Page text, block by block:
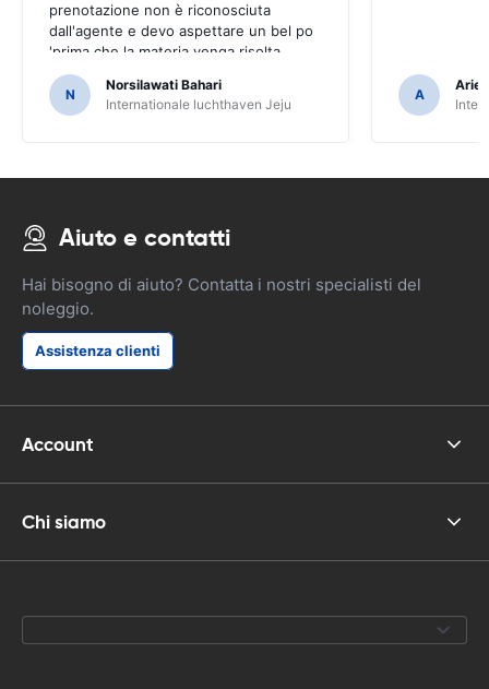
prenotazione non è riconosciuta
dall'agente e devo aspettare un bel po
'prima che la materia venga risolta.
Stessa cosa anche quando ho
raggiunto il tempo di raccolta auto. È un
po 'imbarazzato come sembra non ho
ma in qualche modo non potevano
N
Norsilawati Bahari
Internationale luchthaven Jeju
A
Arief
Aiuto e contatti
Hai bisogno di aiuto? Contatta i nostri specialisti del
noleggio.
Assistenza clienti
Account
Chi siamo